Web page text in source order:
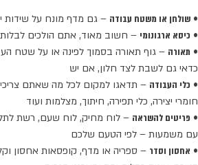
• שולחן או משטח עבודה – גם מדף מונח על שידות
• כיסא ארגונומי – חשוב מאוד, אתם הולכים לבלות
• תאורה – גוף תאורה בסמוך לפינה או על שטח
כדאי גם לשבת לצד חלון, אם יש
• כלי העבודה – תדאגו למקום לכל מה שאתם
חומרי יצירה, כלי תפירה, חיתוך, מצלמות ועוד
• פריטים להשראה – לוח מחיק, לוח שעם, רשת
עם משמעות – לפי הטעם שלכם
• אחסון וסדר – ספריה או מדף, קופסאות אחסון